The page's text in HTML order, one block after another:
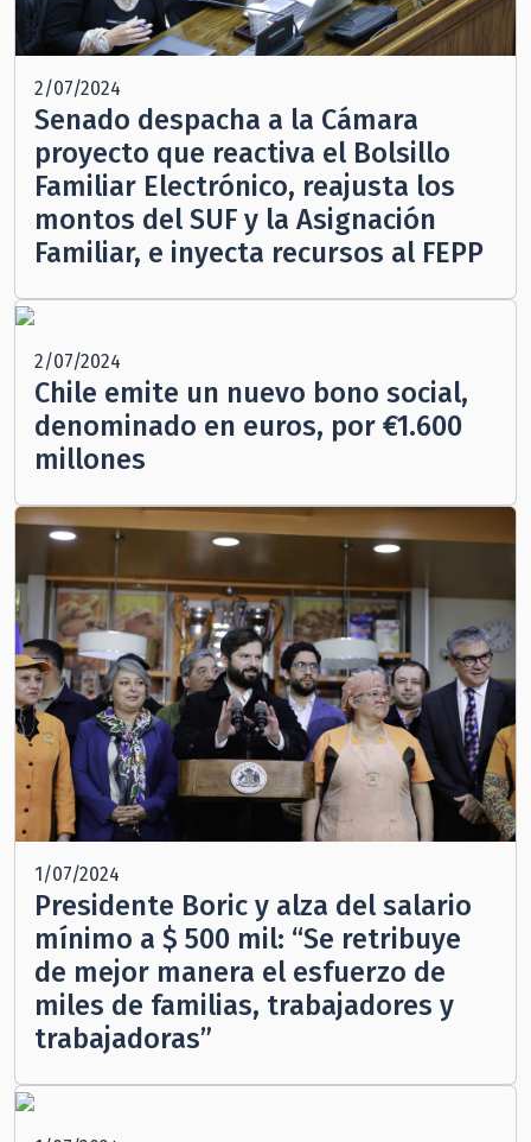
2/07/2024
Senado despacha a la Cámara
proyecto que reactiva el Bolsillo
Familiar Electrónico, reajusta los
montos del SUF y la Asignación
Familiar, e inyecta recursos al FEPP
2/07/2024
Chile emite un nuevo bono social,
denominado en euros, por €1.600
millones
1/07/2024
Presidente Boric y alza del salario
mínimo a $ 500 mil: “Se retribuye
de mejor manera el esfuerzo de
miles de familias, trabajadores y
trabajadoras”